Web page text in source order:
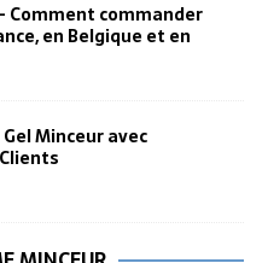
Comment commander
en Belgique et en
Minceur avec